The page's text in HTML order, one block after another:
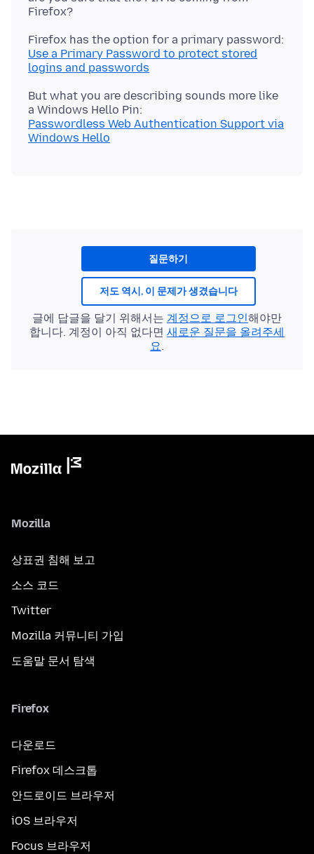
Use a Primary Password to protect stored
logins and passwords
But what you are describing sounds more like
Passwordless Web Authentication Support via
Windows Hello
질문하기
저도 역시, 이 문제가 생겼습니다
글에 답글을 달기 위해서는 계정으로 로그인해야만
합니다. 계정이 아직 없다면 새로운 질문을 올려주세
요.
Mozilla
상표권 침해 보고
소스 코드
Twitter
Mozilla 커뮤니티 가입
도움말 문서 탐색
Firefox
다운로드
Firefox 데스크톱
안드로이드 브라우저
iOS 브라우저
Focus 브라우저